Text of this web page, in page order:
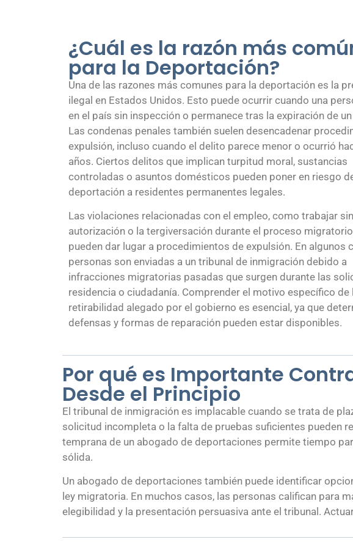
¿Cuál es la razón más
para la Deportación?
Una de las razones más comunes para la deportación es la
ilegal en Estados Unidos. Esto puede ocurrir cuando una
en el país sin inspección o permanece tras la expiración de
Las condenas penales también suelen desencadenar
expulsión, incluso cuando el delito parece menor o ocurrió
años. Ciertos delitos que implican turpitud moral, sustancias
controladas o asuntos domésticos pueden poner en riesgo
deportación a residentes permanentes legales.
Las violaciones relacionadas con el empleo, como trabajar sin
autorización o la tergiversación durante el proceso
pueden dar lugar a procedimientos de expulsión. En algunos
personas son enviadas a un tribunal de inmigración debido a
infracciones migratorias pasadas que surgen durante las
residencia o ciudadanía. Comprender el motivo específico de
retirabilidad alegado por el gobierno es esencial, ya que
defensas y formas de reparación pueden estar disponibles.
Por qué es Importante
Desde el Principio
El tribunal de inmigración es implacable cuando se trata de
solicitud incompleta o la falta de pruebas suficientes pueden
temprana de un abogado de deportaciones permite tiempo
sólida.
Un abogado de deportaciones también puede identificar
ley migratoria. En muchos casos, las personas califican para
elegibilidad y la presentación persuasiva ante el tribunal.